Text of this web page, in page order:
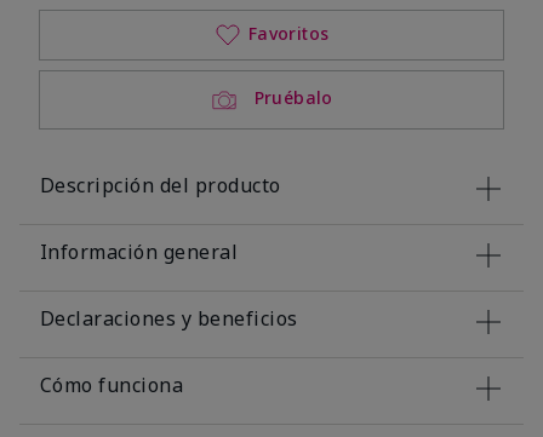
Pruébalo
Favoritos
Descripción del producto
Información general
Declaraciones y beneficios
Cómo funciona